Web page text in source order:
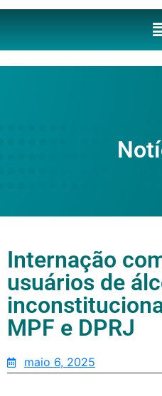
Internação
usuários de
MPF e DPRJ
maio 6, 2025